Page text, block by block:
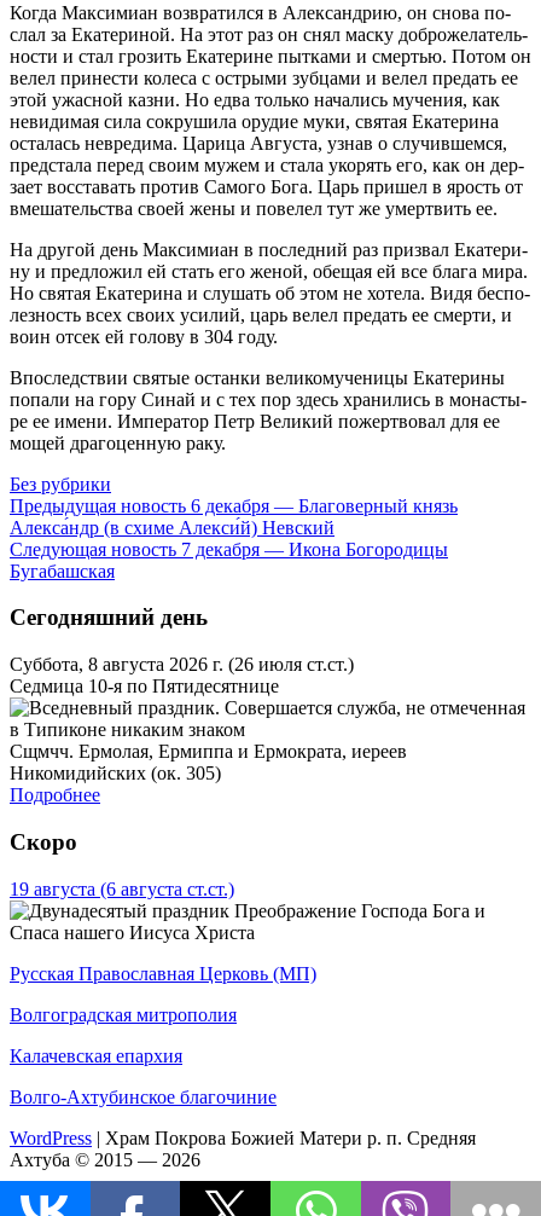
Ко­гда Мак­си­ми­ан воз­вра­тил­ся в Алек­сан­дрию, он сно­ва по­
слал за Ека­те­ри­ной. На этот раз он снял мас­ку доб­ро­же­ла­тель­
но­сти и стал гро­зить Ека­те­рине пыт­ка­ми и смер­тью. По­том он
ве­лел при­не­сти ко­ле­са с ост­ры­ми зуб­ца­ми и ве­лел пре­дать ее
этой ужас­ной каз­ни. Но ед­ва толь­ко на­ча­лись му­че­ния, как
неви­ди­мая си­ла со­кру­ши­ла ору­дие му­ки, свя­тая Ека­те­ри­на
оста­лась невре­ди­ма. Ца­ри­ца Ав­гу­ста, узнав о слу­чив­шем­ся,
пред­ста­ла пе­ред сво­им му­жем и ста­ла уко­рять его, как он дер­
за­ет вос­ста­вать про­тив Са­мо­го Бо­га. Царь при­шел в ярость от
вме­ша­тель­ства сво­ей же­ны и по­ве­лел тут же умерт­вить ее.
На дру­гой день Мак­си­ми­ан в по­след­ний раз при­звал Ека­те­ри­
ну и пред­ло­жил ей стать его же­ной, обе­щая ей все бла­га ми­ра.
Но свя­тая Ека­те­ри­на и слу­шать об этом не хо­те­ла. Ви­дя бес­по­
лез­ность всех сво­их уси­лий, царь ве­лел пре­дать ее смер­ти, и
во­ин от­сек ей го­ло­ву в 304 го­ду.
Впо­след­ствии свя­тые остан­ки ве­ли­ко­му­че­ни­цы Ека­те­ри­ны
по­па­ли на го­ру Си­най и с тех пор здесь хра­ни­лись в мо­на­сты­
ре ее име­ни. Им­пе­ра­тор Петр Ве­ли­кий по­жерт­во­вал для ее
мо­щей дра­го­цен­ную ра­ку.
Без рубрики
Предыдущая новость 6 декабря — Благоверный князь
Алекса́ндр (в схиме Алекси́й) Невский
Следующая новость 7 декабря — Икона Богородицы
Бугабашская
Сегодняшний день
Суббота, 8 августа 2026 г. (26 июля ст.ст.)
Седмица 10-я по Пятидесятнице
Сщмчч. Ермолая, Ермиппа и Ермократа, иереев
Никомидийских (ок. 305)
Подробнее
Скоро
19 августа (6 августа ст.ст.)
Преображение Господа Бога и
Спаса нашего Иисуса Христа
Русская Православная Церковь (МП)
Волгоградская митрополия
Калачевская епархия
Волго-Ахтубинское благочиние
WordPress | Храм Покрова Божией Матери р. п. Средняя
Ахтуба © 2015 — 2026